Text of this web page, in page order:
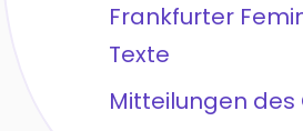
Frankfurter
Texte
Mitteilungen des